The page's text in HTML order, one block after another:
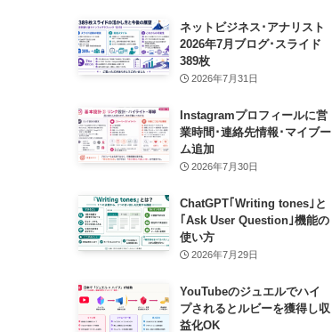
ネットビジネス･アナリスト
2026年7月ブログ･スライド
389枚
2026年7月31日
Instagramプロフィールに営
業時間･連絡先情報･マイブー
ム追加
2026年7月30日
ChatGPT｢Writing tones｣と
｢Ask User Question｣機能の
使い方
2026年7月29日
YouTubeのジュエルでハイ
プされるとルビーを獲得し収
益化OK